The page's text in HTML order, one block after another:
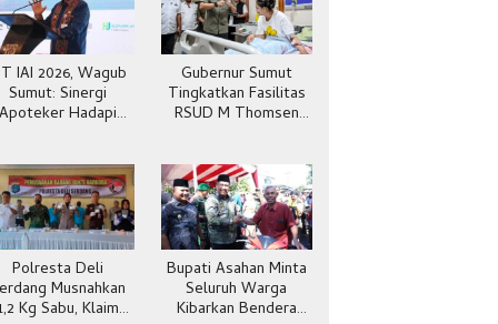
IAI 2026, Wagub
Sumut: Sinergi
Apoteker Hadapi
Gubernur Sumut
Tingkatkan Fasilitas
RSUD M Thomsen
Polresta Deli
Musnahkan
Kg Sabu, Klaim
Bupati Asahan Minta
Seluruh Warga
Kibarkan Bendera